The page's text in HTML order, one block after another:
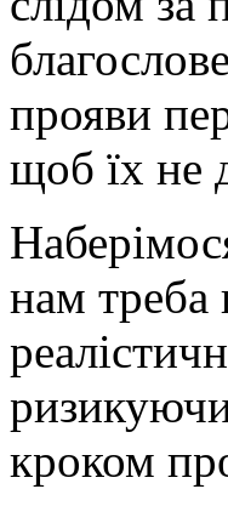
прояви
щоб їх не
нам треба
кроком